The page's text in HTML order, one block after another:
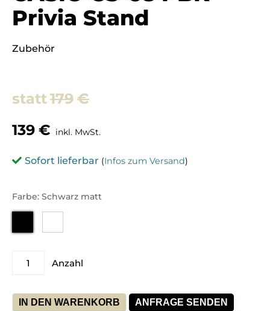
Privia Stand
Zubehör
179 €
139 € inkl. MwSt.
Sofort lieferbar (Infos zum Versand)
Farbe: Schwarz matt
PBK
Privia
Anzahl
IN DEN WARENKORB ANFRAGE SENDEN